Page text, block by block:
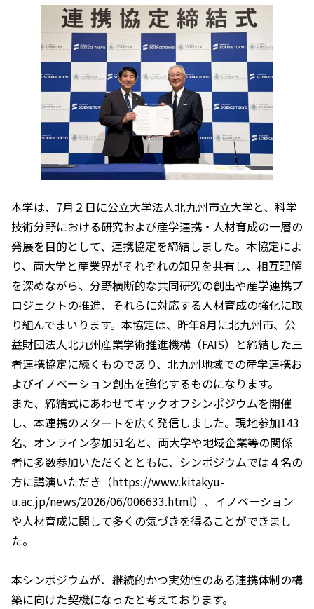
本学は、7月２日に公立大学法人北九州市立大学と、科学
技術分野における研究および産学連携・人材育成の一層の
発展を目的として、連携協定を締結しました。本協定によ
り、両大学と産業界がそれぞれの知見を共有し、相互理解
を深めながら、分野横断的な共同研究の創出や産学連携プ
ロジェクトの推進、それらに対応する人材育成の強化に取
り組んでまいります。本協定は、昨年8月に北九州市、公
益財団法人北九州産業学術推進機構（FAIS）と締結した三
者連携協定に続くものであり、北九州地域での産学連携お
よびイノベーション創出を強化するものになります。
また、締結式にあわせてキックオフシンポジウムを開催
し、本連携のスタートを広く発信しました。現地参加143
名、オンライン参加51名と、両大学や地域企業等の関係
者に多数参加いただくとともに、シンポジウムでは４名の
方に講演いただき（https://www.kitakyu-
u.ac.jp/news/2026/06/006633.html）、イノベーション
や人材育成に関して多くの気づきを得ることができまし
た。
本シンポジウムが、継続的かつ実効性のある連携体制の構
築に向けた契機になったと考えております。